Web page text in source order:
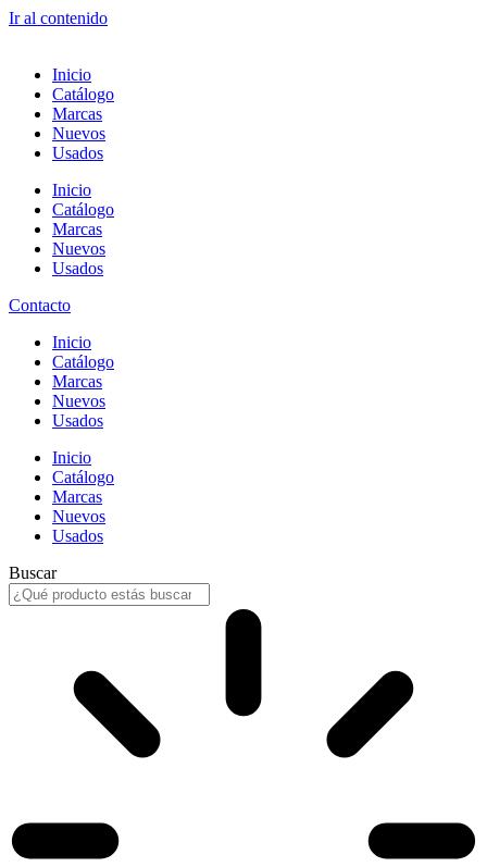
Ir al contenido
Inicio
Catálogo
Marcas
Nuevos
Usados
Inicio
Catálogo
Marcas
Nuevos
Usados
Contacto
Inicio
Catálogo
Marcas
Nuevos
Usados
Inicio
Catálogo
Marcas
Nuevos
Usados
Buscar